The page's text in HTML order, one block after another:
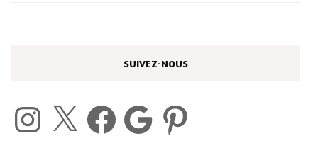
SUIVEZ-NOUS
Instagram Facebook Google Pinterest